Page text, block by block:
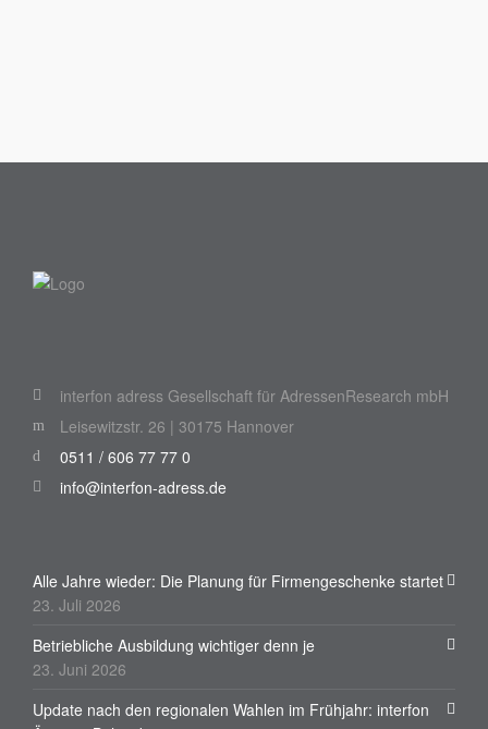
interfon adress Gesellschaft für AdressenResearch mbH
Leisewitzstr. 26 | 30175 Hannover
0511 / 606 77 77 0
info@interfon-adress.de
Alle Jahre wieder: Die Planung für Firmengeschenke startet
23. Juli 2026
Betriebliche Ausbildung wichtiger denn je
23. Juni 2026
Update nach den regionalen Wahlen im Frühjahr: interfon